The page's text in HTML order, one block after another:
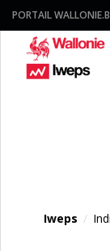
PORTAIL
Iweps /